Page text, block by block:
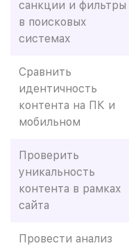
санкции и фильтры
в поисковых
системах
Сравнить
идентичность
контента на ПК и
мобильном
Проверить
уникальность
контента в рамках
сайта
Провести анализ